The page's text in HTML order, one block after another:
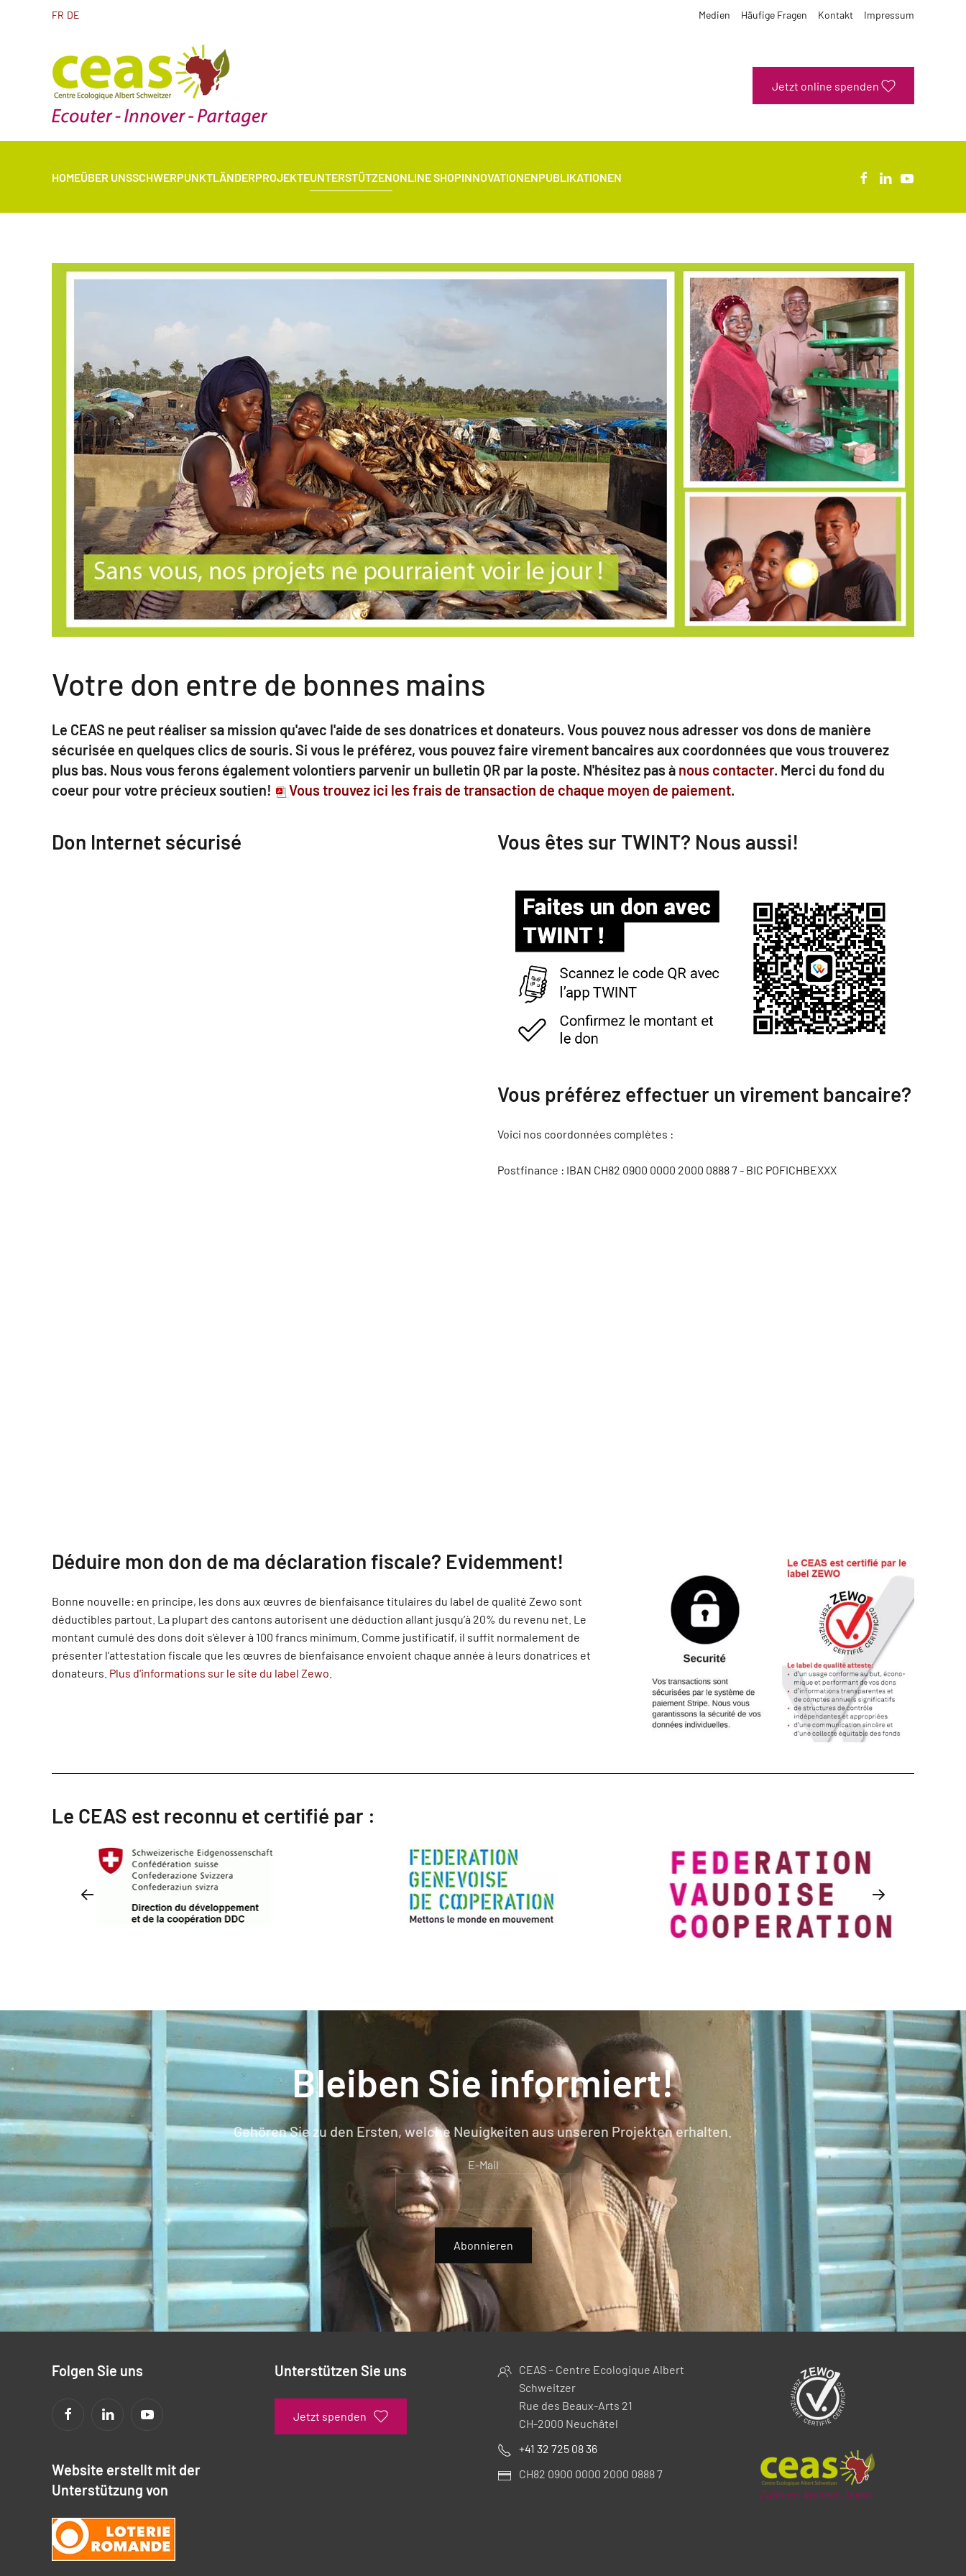
FR DE Medien Häufige Fragen Kontakt Impressum
Jetzt online spenden
HOMEÜBER UNSSCHWERPUNKTLÄNDERPROJEKTEUNTERSTÜTZENONLINE SHOPINNOVATIONENPUBLIKATIONEN
Votre don entre de bonnes mains
Le CEAS ne peut réaliser sa mission qu'avec l'aide de ses donatrices et donateurs. Vous pouvez nous adresser vos dons de manière
sécurisée en quelques clics de souris. Si vous le préférez, vous pouvez faire virement bancaires aux coordonnées que vous trouverez
plus bas. Nous vous ferons également volontiers parvenir un bulletin QR par la poste. N'hésitez pas à nous contacter. Merci du fond du
coeur pour votre précieux soutien!
Vous trouvez ici les frais de transaction de chaque moyen de paiement.
Don Internet sécurisé Vous êtes sur TWINT? Nous aussi!
Vous préférez effectuer un virement bancaire?
Voici nos coordonnées complètes :
Postfinance : IBAN CH82 0900 0000 2000 0888 7 - BIC POFICHBEXXX
Déduire mon don de ma déclaration fiscale? Evidemment!
Bonne nouvelle: en principe, les dons aux œuvres de bienfaisance titulaires du label de qualité Zewo sont
déductibles partout. La plupart des cantons autorisent une déduction allant jusqu’à 20% du revenu net. Le
montant cumulé des dons doit s’élever à 100 francs minimum. Comme justificatif, il suffit normalement de
présenter l’attestation fiscale que les œuvres de bienfaisance envoient chaque année à leurs donatrices et
donateurs. Plus d'informations sur le site du label Zewo
Le CEAS est reconnu et certifié par :
Bleiben Sie informiert!
Gehören Sie zu den Ersten, welche Neuigkeiten aus unseren Projekten erhalten.
E-Mail
Abonnieren
Folgen Sie uns
Website erstellt mit der
Unterstützung von
Unterstützen Sie uns
Jetzt spenden
CEAS – Centre Ecologique Albert
Schweitzer
Rue des Beaux-Arts 21
CH-2000 Neuchâtel
+41 32 725 08 36
CH82 0900 0000 2000 0888 7